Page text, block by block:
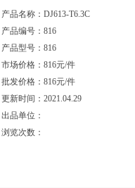
产品名称：DJ613-T6.3C
产品编号：816
产品型号：816
市场价格：816元/件
批发价格：816元/件
更新时间：2021.04.29
出品单位：
浏览次数：